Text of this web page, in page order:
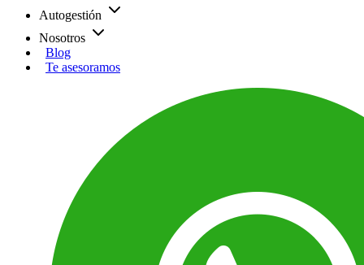
Autogestión
Nosotros
Blog
Te asesoramos